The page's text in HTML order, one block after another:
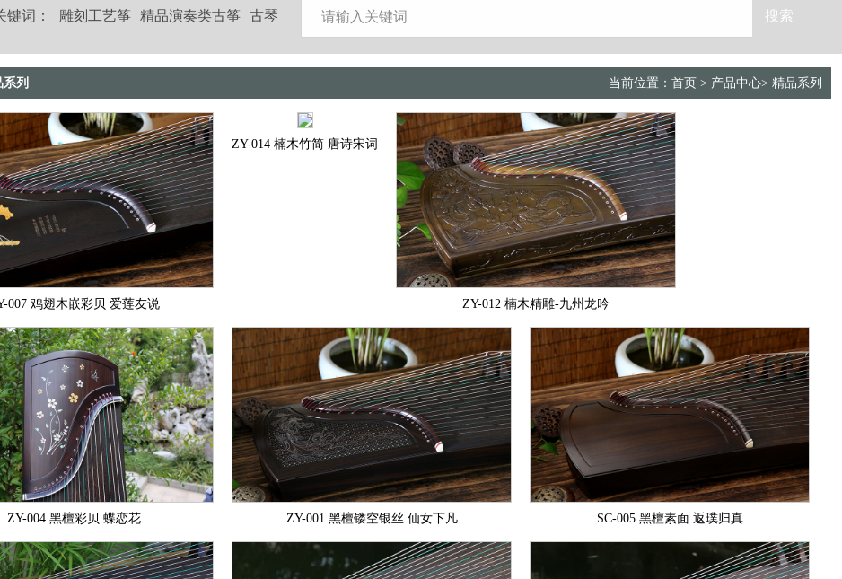
键词： 雕刻工艺筝 精品演奏类古筝 古琴
当前位置： 首页 > 产品中心> 精品系列
列
007 鸡翅木嵌彩贝 爱莲友说
ZY-014 楠木竹简 唐诗宋词
ZY-012 楠木精雕-九州龙吟
ZY-004 黑檀彩贝 蝶恋花 ZY-001 黑檀镂空银丝 仙女下凡 SC-005 黑檀素面 返璞归真